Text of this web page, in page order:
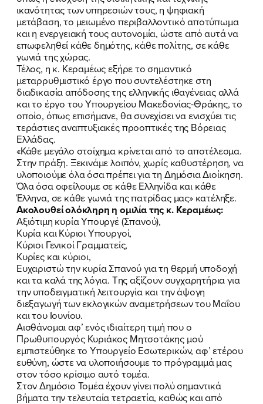
ικανότητας των υπηρεσιών τους, η ψηφιακή
μετάβαση, το μειωμένο περιβαλλοντικό αποτύπωμα
και η ενεργειακή τους αυτονομία, ώστε από αυτά να
επωφεληθεί κάθε δημότης, κάθε πολίτης, σε κάθε
γωνιά της χώρας.
Τέλος, η κ. Κεραμέως εξήρε το σημαντικό
μεταρρυθμιστικό έργο που συντελέστηκε στη
διαδικασία απόδοσης της ελληνικής ιθαγένειας αλλά
και το έργο του Υπουργείου Μακεδονίας-Θράκης, το
οποίο, όπως επισήμανε, θα συνεχίσει να ενισχύει τις
τεράστιες αναπτυξιακές προοπτικές της Βόρειας
Ελλάδας.
«Κάθε μεγάλο στοίχημα κρίνεται από το αποτέλεσμα.
Στην πράξη. Ξεκινάμε λοιπόν, χωρίς καθυστέρηση, να
υλοποιούμε όλα όσα πρέπει για τη Δημόσια Διοίκηση.
Όλα όσα οφείλουμε σε κάθε Ελληνίδα και κάθε
Έλληνα, σε κάθε γωνιά της πατρίδας μας» κατέληξε.
Ακολουθεί ολόκληρη η ομιλία της κ. Κεραμέως:
Αξιότιμη κυρία Υπουργέ (Σπανού),
Κυρία και Κύριοι Υπουργοί,
Κύριοι Γενικοί Γραμματείς,
Κυρίες και κύριοι,
Ευχαριστώ την κυρία Σπανού για τη θερμή υποδοχή
και τα καλά της λόγια. Της αξίζουν συγχαρητήρια για
την υποδειγματική λειτουργία και την άψογη
διεξαγωγή των εκλογικών αναμετρήσεων του Μαΐου
και του Ιουνίου.
Αισθάνομαι αφ’ ενός ιδιαίτερη τιμή που ο
Πρωθυπουργός Κυριάκος Μητσοτάκης μού
εμπιστεύθηκε το Υπουργείο Εσωτερικών, αφ’ ετέρου
ευθύνη, ώστε να υλοποιήσουμε το πρόγραμμά μας
στον τόσο κρίσιμο αυτό τομέα.
Στον Δημόσιο Τομέα έχουν γίνει πολύ σημαντικά
βήματα την τελευταία τετραετία, καθώς και από